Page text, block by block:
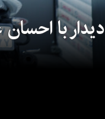
دیدار با